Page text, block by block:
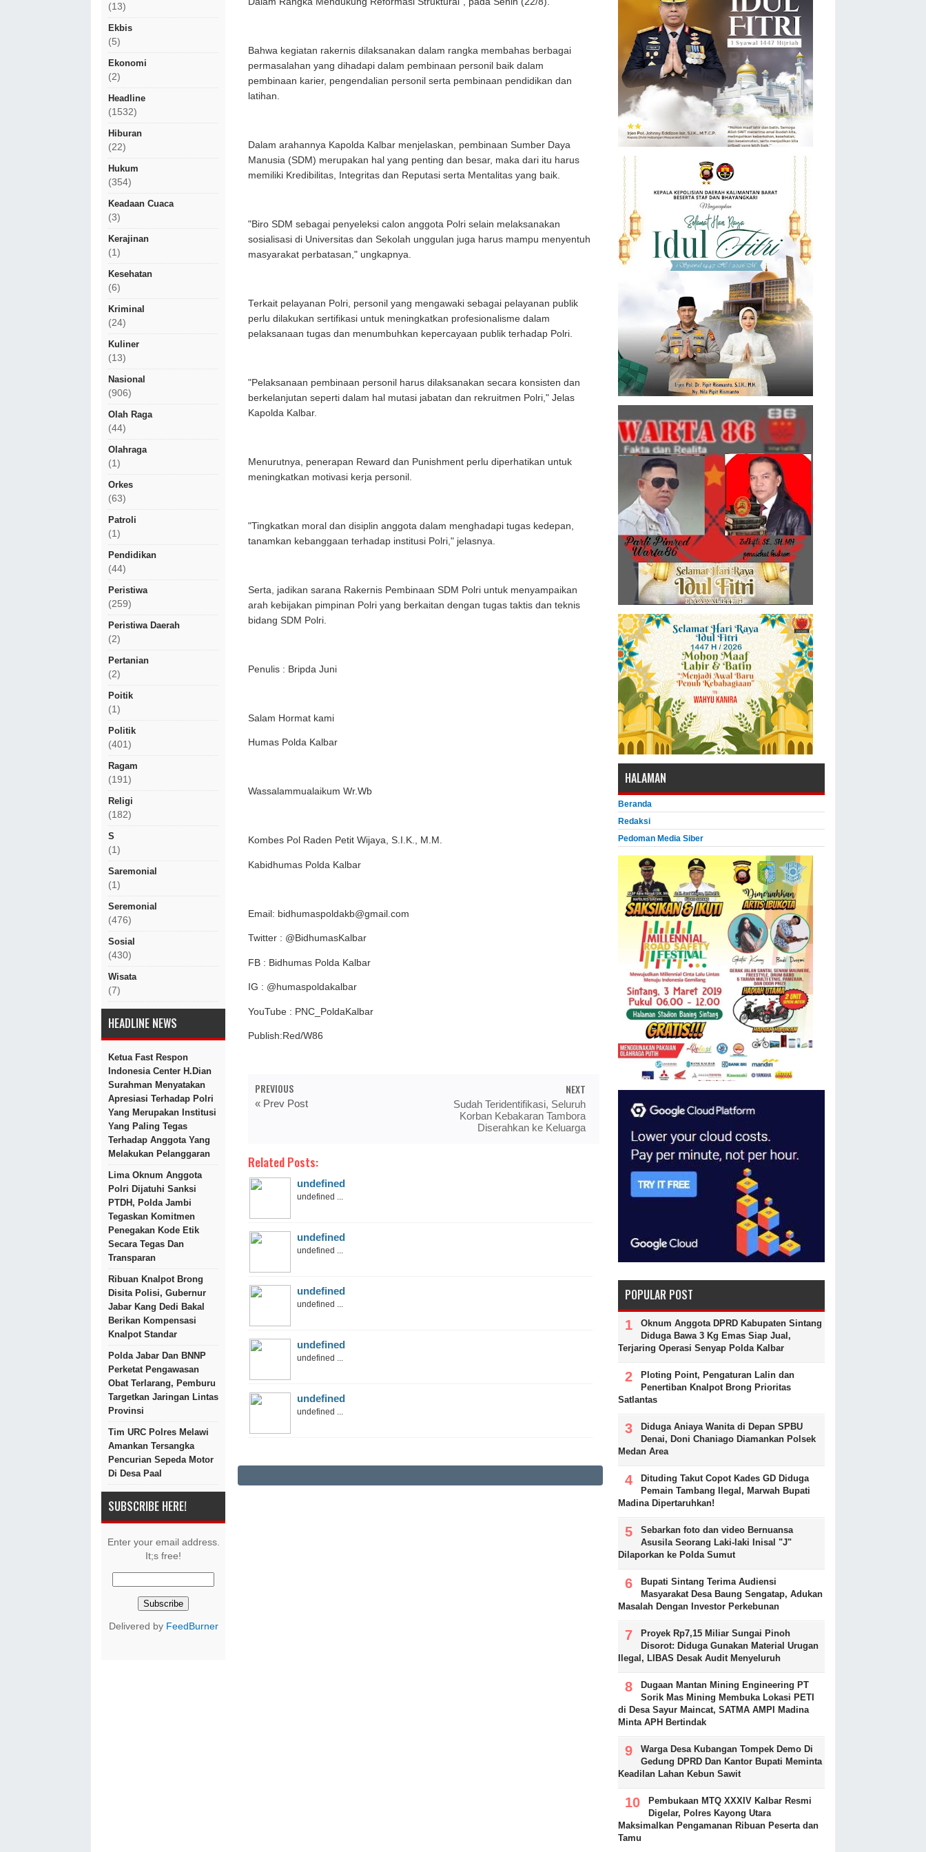
(13)
Ekbis
(5)
Ekonomi
(2)
Headline
(1532)
Hiburan
(22)
Hukum
(354)
Keadaan Cuaca
(3)
Kerajinan
(1)
Kesehatan
(6)
Kriminal
(24)
Kuliner
(13)
Nasional
(906)
Olah Raga
(44)
Olahraga
(1)
Orkes
(63)
Patroli
(1)
Pendidikan
(44)
Peristiwa
(259)
Peristiwa Daerah
(2)
Pertanian
(2)
Poitik
(1)
Politik
(401)
Ragam
(191)
Religi
(182)
S
(1)
Saremonial
(1)
Seremonial
(476)
Sosial
(430)
Wisata
(7)
HEADLINE NEWS
Ketua Fast Respon
Indonesia Center H.Dian
Surahman Menyatakan
Apresiasi Terhadap Polri
Yang Merupakan Institusi
Yang Paling Tegas
Terhadap Anggota Yang
Melakukan Pelanggaran
Lima Oknum Anggota
Polri Dijatuhi Sanksi
PTDH, Polda Jambi
Tegaskan Komitmen
Penegakan Kode Etik
Secara Tegas Dan
Transparan
Ribuan Knalpot Brong
Disita Polisi, Gubernur
Jabar Kang Dedi Bakal
Berikan Kompensasi
Knalpot Standar
Polda Jabar Dan BNNP
Perketat Pengawasan
Obat Terlarang, Pemburu
Targetkan Jaringan Lintas
Provinsi
Tim URC Polres Melawi
Amankan Tersangka
Pencurian Sepeda Motor
Di Desa Paal
SUBSCRIBE HERE!
Enter your email address.
It;s free!
Delivered by FeedBurner
Bahwa kegiatan rakernis dilaksanakan dalam rangka membahas berbagai
permasalahan yang dihadapi dalam pembinaan personil baik dalam
pembinaan karier, pengendalian personil serta pembinaan pendidikan dan
latihan.
Dalam arahannya Kapolda Kalbar menjelaskan, pembinaan Sumber Daya
Manusia (SDM) merupakan hal yang penting dan besar, maka dari itu harus
memiliki Kredibilitas, Integritas dan Reputasi serta Mentalitas yang baik.
"Biro SDM sebagai penyeleksi calon anggota Polri selain melaksanakan
sosialisasi di Universitas dan Sekolah unggulan juga harus mampu menyentuh
masyarakat perbatasan," ungkapnya.
Terkait pelayanan Polri, personil yang mengawaki sebagai pelayanan publik
perlu dilakukan sertifikasi untuk meningkatkan profesionalisme dalam
pelaksanaan tugas dan menumbuhkan kepercayaan publik terhadap Polri.
"Pelaksanaan pembinaan personil harus dilaksanakan secara konsisten dan
berkelanjutan seperti dalam hal mutasi jabatan dan rekruitmen Polri," Jelas
Kapolda Kalbar.
Menurutnya, penerapan Reward dan Punishment perlu diperhatikan untuk
meningkatkan motivasi kerja personil.
"Tingkatkan moral dan disiplin anggota dalam menghadapi tugas kedepan,
tanamkan kebanggaan terhadap institusi Polri," jelasnya.
Serta, jadikan sarana Rakernis Pembinaan SDM Polri untuk menyampaikan
arah kebijakan pimpinan Polri yang berkaitan dengan tugas taktis dan teknis
bidang SDM Polri.
Penulis : Bripda Juni
Salam Hormat kami
Humas Polda Kalbar
Wassalammualaikum Wr.Wb
Kombes Pol Raden Petit Wijaya, S.I.K., M.M.
Kabidhumas Polda Kalbar
Email: bidhumaspoldakb@gmail.com
Twitter : @BidhumasKalbar
FB : Bidhumas Polda Kalbar
IG : @humaspoldakalbar
YouTube : PNC_PoldaKalbar
Publish:Red/W86
PREVIOUS
« Prev Post
NEXT
Sudah Teridentifikasi, Seluruh
Korban Kebakaran Tambora
Diserahkan ke Keluarga
Related Posts:
undefined
undefined ...
undefined
undefined ...
undefined
undefined ...
undefined
undefined ...
undefined
undefined ...
HALAMAN
Beranda
Redaksi
Pedoman Media Siber
POPULAR POST
Oknum Anggota DPRD Kabupaten Sintang
Diduga Bawa 3 Kg Emas Siap Jual,
Terjaring Operasi Senyap Polda Kalbar
Ploting Point, Pengaturan Lalin dan
Penertiban Knalpot Brong Prioritas
Satlantas
Diduga Aniaya Wanita di Depan SPBU
Denai, Doni Chaniago Diamankan Polsek
Medan Area
Dituding Takut Copot Kades GD Diduga
Pemain Tambang Ilegal, Marwah Bupati
Madina Dipertaruhkan!
Sebarkan foto dan video Bernuansa
Asusila Seorang Laki-laki Inisal "J"
Dilaporkan ke Polda Sumut
Bupati Sintang Terima Audiensi
Masyarakat Desa Baung Sengatap, Adukan
Masalah Dengan Investor Perkebunan
Proyek Rp7,15 Miliar Sungai Pinoh
Disorot: Diduga Gunakan Material Urugan
Ilegal, LIBAS Desak Audit Menyeluruh
Dugaan Mantan Mining Engineering PT
Sorik Mas Mining Membuka Lokasi PETI
di Desa Sayur Maincat, SATMA AMPI Madina
Minta APH Bertindak
Warga Desa Kubangan Tompek Demo Di
Gedung DPRD Dan Kantor Bupati Meminta
Keadilan Lahan Kebun Sawit
Pembukaan MTQ XXXIV Kalbar Resmi
Digelar, Polres Kayong Utara
Maksimalkan Pengamanan Ribuan Peserta dan
Tamu